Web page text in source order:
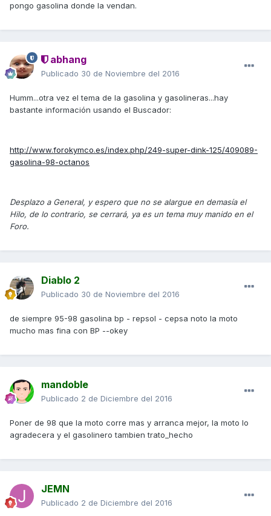
pongo gasolina donde la vendan.
abhang
Publicado 30 de Noviembre del 2016
Humm...otra vez el tema de la gasolina y gasolineras...hay
bastante información usando el Buscador:
http://www.forokymco.es/index.php/249-super-dink-125/409089-
gasolina-98-octanos
Desplazo a General, y espero que no se alargue en demasía el
Hilo, de lo contrario, se cerrará, ya es un tema muy manido en el
Foro.
Diablo 2
Publicado 30 de Noviembre del 2016
de siempre 95-98 gasolina bp - repsol - cepsa noto la moto
mucho mas fina con BP --okey
mandoble
Publicado 2 de Diciembre del 2016
Poner de 98 que la moto corre mas y arranca mejor, la moto lo
agradecera y el gasolinero tambien trato_hecho
JEMN
Publicado 2 de Diciembre del 2016